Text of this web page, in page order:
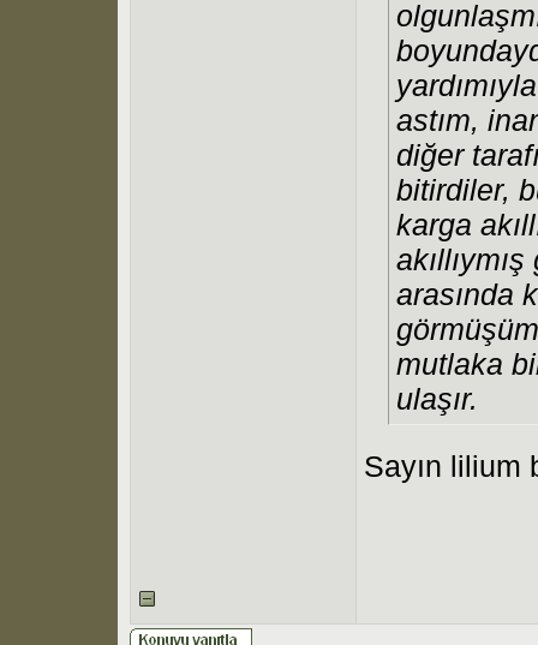
astım,
diğer
bitirdiler,
karga
arasında
mutlaka
ulaşır.
Sayın lilium